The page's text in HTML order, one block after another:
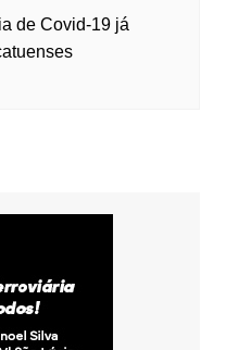
de Covid-19 já